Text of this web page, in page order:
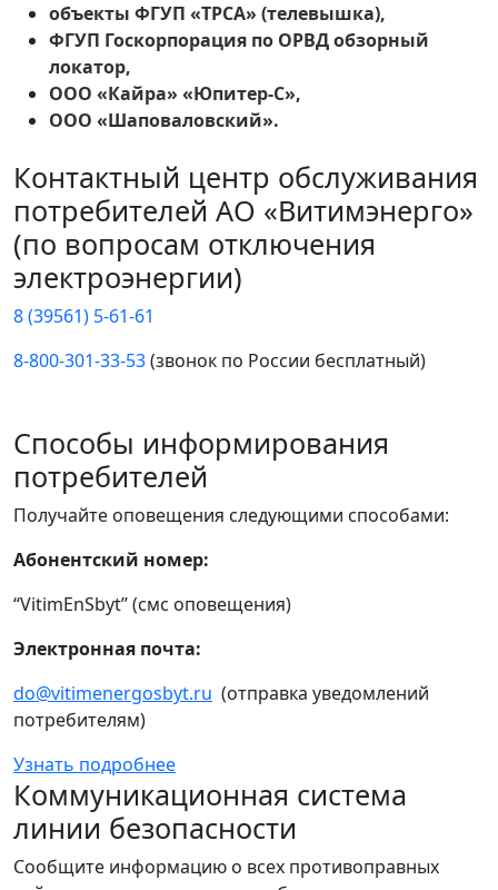
объекты ФГУП «ТРСА» (телевышка),
ФГУП Госкорпорация по ОРВД обзорный
локатор,
ООО «Кайра» «Юпитер-С»,
ООО «Шаповаловский».
Контактный центр обслуживания
потребителей АО «Витимэнерго»
(по вопросам отключения
электроэнергии)
8 (39561) 5-61-61
8-800-301-33-53(звонок по России бесплатный)
Способы информирования
потребителей
Получайте оповещения следующими способами:
Абонентский номер:
“VitimEnSbyt” (смс оповещения)
Электронная почта:
do@vitimenergosbyt.ru (отправка уведомлений
потребителям)
Узнать подробнее
Коммуникационная система
линии безопасности
Сообщите информацию о всех противоправных